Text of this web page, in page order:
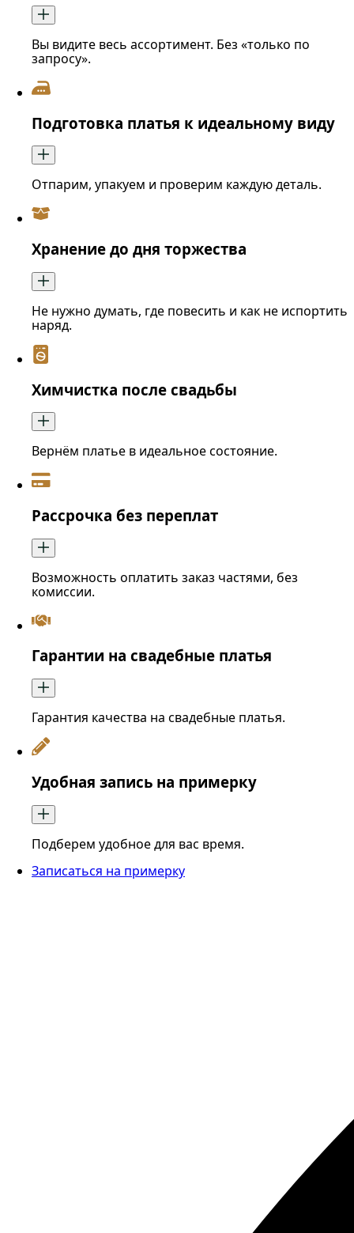
Вы видите весь ассортимент. Без «только по
запросу».
Подготовка платья к идеальному виду
Отпарим, упакуем и проверим каждую деталь.
Хранение до дня торжества
Не нужно думать, где повесить и как не испортить
наряд.
Химчистка после свадьбы
Вернём платье в идеальное состояние.
Рассрочка без переплат
Возможность оплатить заказ частями, без
комиссии.
Гарантии на свадебные платья
Гарантия качества на свадебные платья.
Удобная запись на примерку
Подберем удобное для вас время.
Записаться на примерку